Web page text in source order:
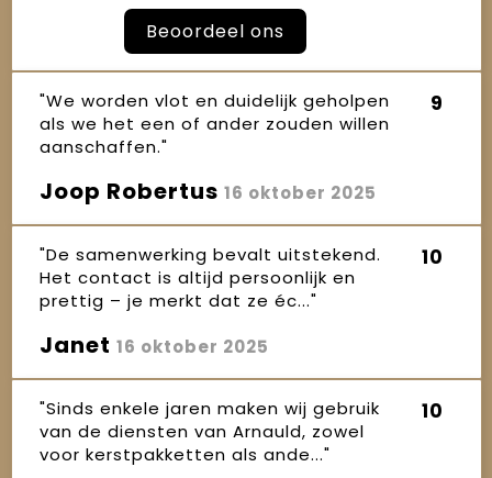
Beoordeel ons
"We worden vlot en duidelijk geholpen
als we het een of ander zouden willen
aanschaffen."
9
Joop Robertus 16 oktober 2025
"De samenwerking bevalt uitstekend.
Het contact is altijd persoonlijk en
prettig – je merkt dat ze éc..."
10
Janet 16 oktober 2025
"Sinds enkele jaren maken wij gebruik
van de diensten van Arnauld, zowel
voor kerstpakketten als ande..."
10